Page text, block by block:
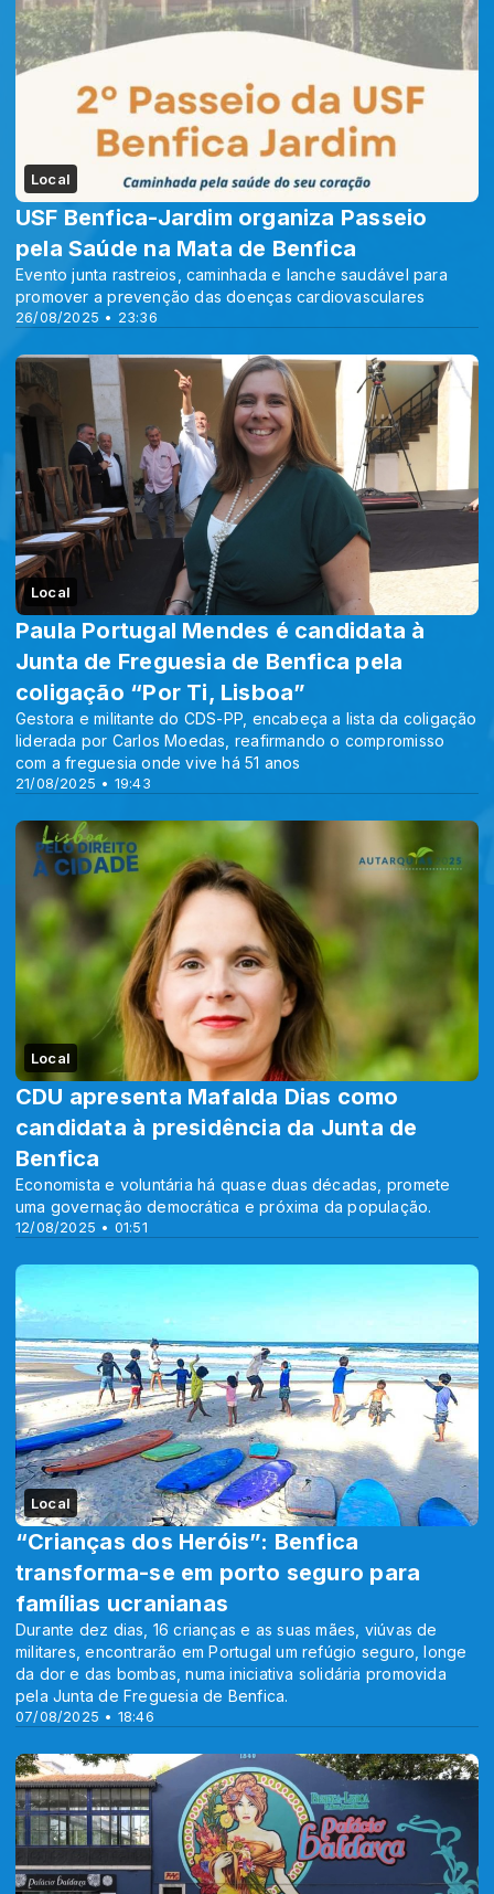
Local
26/08/2025 • 23:36
USF Benfica-Jardim organiza Passeio
pela Saúde na Mata de Benfica
Evento junta rastreios, caminhada e lanche saudável para
promover a prevenção das doenças cardiovasculares
Local
21/08/2025 • 19:43
Paula Portugal Mendes é candidata à
Junta de Freguesia de Benfica pela
coligação “Por Ti, Lisboa”
Gestora e militante do CDS-PP, encabeça a lista da coligação
liderada por Carlos Moedas, reafirmando o compromisso
com a freguesia onde vive há 51 anos
Local
12/08/2025 • 01:51
CDU apresenta Mafalda Dias como
candidata à presidência da Junta de
Benfica
Economista e voluntária há quase duas décadas, promete
uma governação democrática e próxima da população.
Local
07/08/2025 • 18:46
“Crianças dos Heróis”: Benfica
transforma-se em porto seguro para
famílias ucranianas
Durante dez dias, 16 crianças e as suas mães, viúvas de
militares, encontrarão em Portugal um refúgio seguro, longe
da dor e das bombas, numa iniciativa solidária promovida
pela Junta de Freguesia de Benfica.